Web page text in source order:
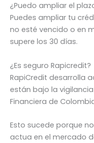
¿Puedo ampliar el
Puedes ampliar tu
no esté vencido o en
supere los 30 días.
¿Es seguro Rapicredit?
RapiCredit desarrolla
están bajo la
Financiera de
Esto sucede porque
actua en el mercado